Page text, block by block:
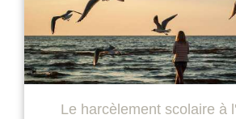
Le harcèlement scolaire à